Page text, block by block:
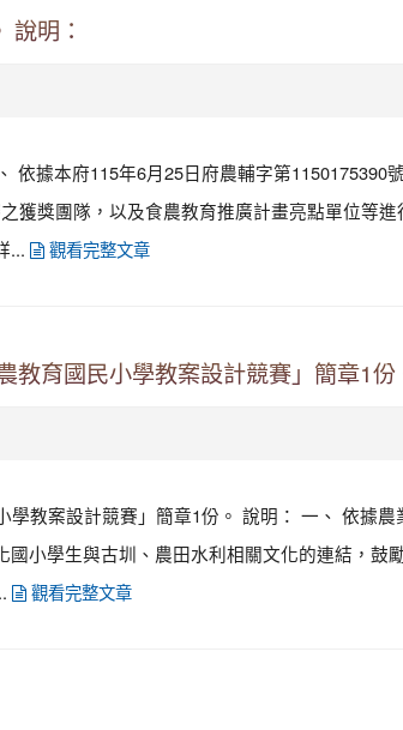
說明：
據本府115年6月25日府農輔字第1150175390
獎團隊，以及食農教育推廣計畫亮點單位等
...
觀看完整文章
教育國民小學教案設計競賽」簡章1份
教案設計競賽」簡章1份。 說明： 一、 依據
小學生與古圳、農田水利相關文化的連結，鼓
觀看完整文章